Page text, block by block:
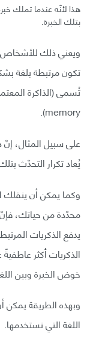
هذا لأنّه عندما تملك
بتلك الخبرة.
ويعني ذلك للأشخاص
تكون مرتبطة بلغة
memory).
على سبيل المثال، إنّ
يُعاد تكرار التحدّث
وكما يمكن أن ينقلك
محدّدة من حياتك،
يدفع الذكريات
الذكريات أكثر
خوض الخبرة وبين
وبهذه الطريقة يمكن
اللغة التي نستخدمها.